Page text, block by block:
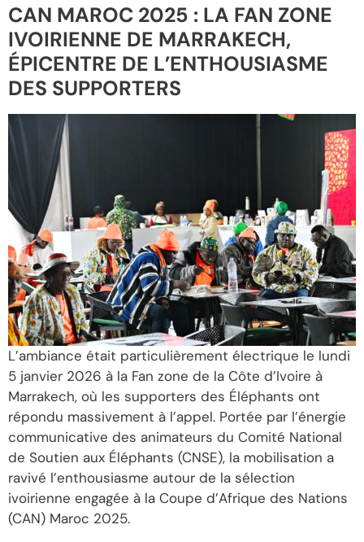
CAN MAROC 2025 : LA FAN ZONE
IVOIRIENNE DE MARRAKECH,
ÉPICENTRE DE L’ENTHOUSIASME
DES SUPPORTERS
L’ambiance était particulièrement électrique le lundi
5 janvier 2026 à la Fan zone de la Côte d’Ivoire à
Marrakech, où les supporters des Éléphants ont
répondu massivement à l’appel. Portée par l’énergie
communicative des animateurs du Comité National
de Soutien aux Éléphants (CNSE), la mobilisation a
ravivé l’enthousiasme autour de la sélection
ivoirienne engagée à la Coupe d’Afrique des Nations
(CAN) Maroc 2025.